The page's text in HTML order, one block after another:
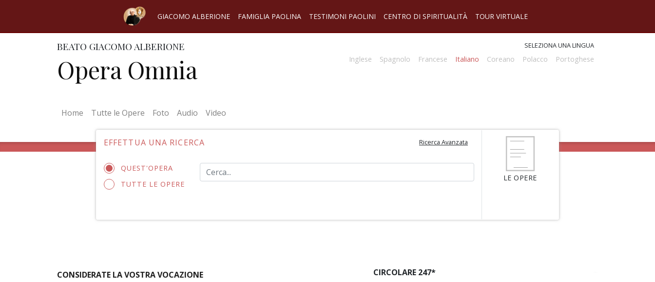
GIACOMO ALBERIONE FAMIGLIA PAOLINA TESTIMONI PAOLINI CENTRO DI SPIRITUALITÀ TOUR VIRTUALE
BEATO GIACOMO ALBERIONE
Opera Omnia
SELEZIONA UNA LINGUA
Inglese Spagnolo Francese Italiano Coreano Polacco Portoghese
Home (current)
Tutte le Opere Foto Audio Video
EFFETTUA UNA RICERCA Ricerca Avanzata
QUEST'OPERA
TUTTE LE OPERE
LE OPERE
CONSIDERATE LA VOSTRA VOCAZIONE CIRCOLARE 247*